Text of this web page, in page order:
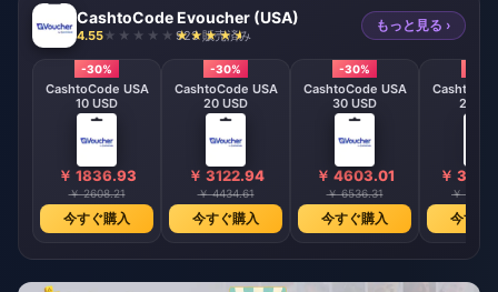
CashtoCode Evoucher (USA)
4.55 923 販売済み
もっと見る ›
-30%
CashtoCode USA
10 USD
￥ 1836.93
￥ 2608.21
今すぐ購入
-30%
CashtoCode USA
20 USD
￥ 3122.94
￥ 4434.61
今すぐ購入
-30%
CashtoCode USA
30 USD
￥ 4603.01
￥ 6536.31
今すぐ購入
￥
￥
今すぐ